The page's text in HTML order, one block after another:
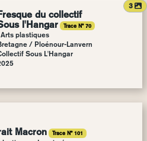
3
du collectif
l'Hangar
Trace N° 70
Arts plastiques
/ Ploénour-Lanvern
Sous L'Hangar
Macron Trace N° 101